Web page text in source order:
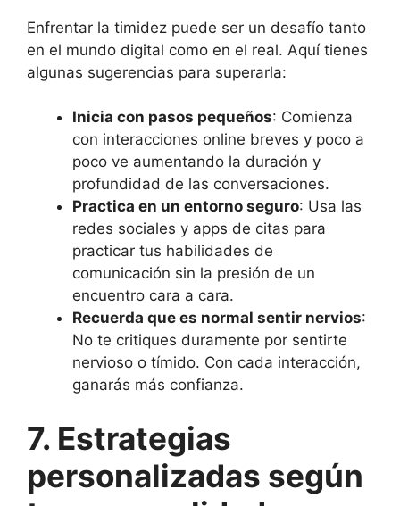
Enfrentar la timidez puede ser un desafío tanto
en el mundo digital como en el real. Aquí tienes
algunas sugerencias para superarla:
Inicia con pasos pequeños: Comienza
con interacciones online breves y poco a
poco ve aumentando la duración y
profundidad de las conversaciones.
Practica en un entorno seguro: Usa las
redes sociales y apps de citas para
practicar tus habilidades de
comunicación sin la presión de un
encuentro cara a cara.
Recuerda que es normal sentir nervios:
No te critiques duramente por sentirte
nervioso o tímido. Con cada interacción,
ganarás más confianza.
7. Estrategias
personalizadas según